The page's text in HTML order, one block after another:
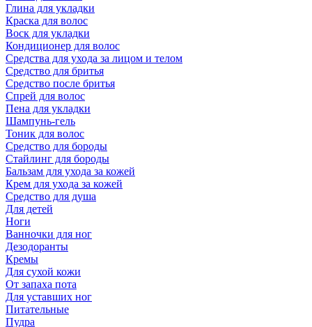
Глина для укладки
Краска для волос
Воск для укладки
Кондиционер для волос
Средства для ухода за лицом и телом
Средство для бритья
Средство после бритья
Спрей для волос
Пена для укладки
Шампунь-гель
Тоник для волос
Средство для бороды
Стайлинг для бороды
Бальзам для ухода за кожей
Крем для ухода за кожей
Средство для душа
Для детей
Ноги
Ванночки для ног
Дезодоранты
Кремы
Для сухой кожи
От запаха пота
Для уставших ног
Питательные
Пудра